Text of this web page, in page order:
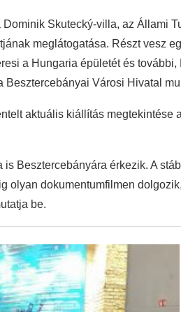
Skutecký-villa, az Állami
meglátogatása. Részt vesz
a Hungaria épületét és
Besztercebányai Városi Hivatal
aktuális kiállítás megtekintése
Besztercebányára érkezik. A
olyan dokumentumfilmen
be.